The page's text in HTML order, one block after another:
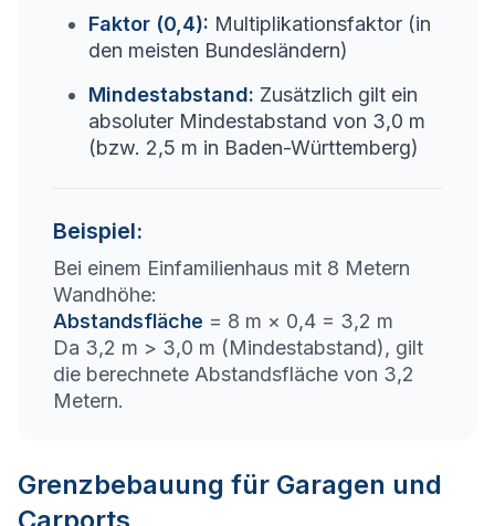
Faktor (0,4): Multiplikationsfaktor (in
den meisten Bundesländern)
Mindestabstand: Zusätzlich gilt ein
absoluter Mindestabstand von 3,0 m
(bzw. 2,5 m in Baden-Württemberg)
Beispiel:
Bei einem Einfamilienhaus mit 8 Metern
Wandhöhe:
Abstandsfläche = 8 m × 0,4 = 3,2 m
Da 3,2 m > 3,0 m (Mindestabstand), gilt
die berechnete Abstandsfläche von 3,2
Metern.
Grenzbebauung für Garagen und